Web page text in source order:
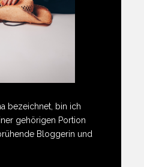
bezeichnet, bin ich
gehörigen Portion
Bloggerin und